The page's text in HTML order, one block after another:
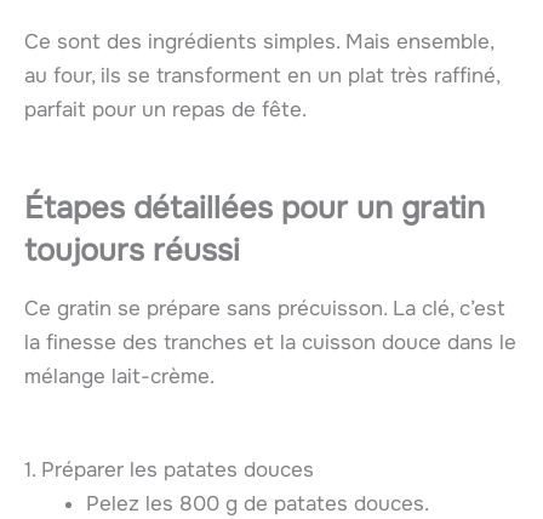
Ce sont des ingrédients simples. Mais ensemble,
au four, ils se transforment en un plat très raffiné,
parfait pour un repas de fête.
Étapes détaillées pour un gratin
toujours réussi
Ce gratin se prépare sans précuisson. La clé, c’est
la finesse des tranches et la cuisson douce dans le
mélange lait-crème.
1. Préparer les patates douces
Pelez les 800 g de patates douces.